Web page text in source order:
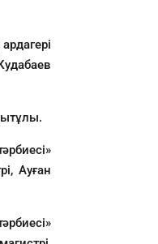
Ауған